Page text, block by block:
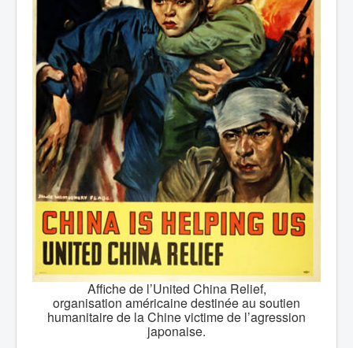
Affiche de l’United China Relief,
organisation américaine destinée au soutien
humanitaire de la Chine victime de l’agression
japonaise.